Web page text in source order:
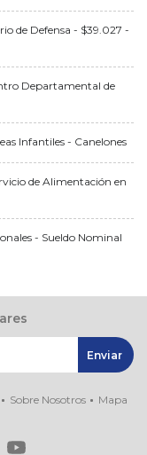
de Defensa - $39.027 -
Departamental de
Infantiles - Canelones
de Alimentación en
- Sueldo Nominal
Sobre Nosotros
Mapa